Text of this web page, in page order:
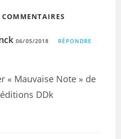
06/05/2018 RÉPONDRE
« Mauvaise Note » de
DDk